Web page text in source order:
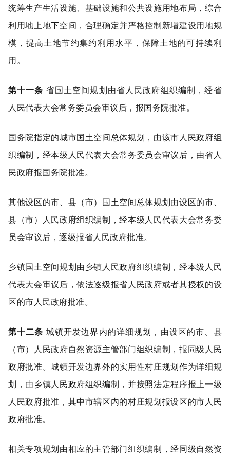
统筹生产生活设施、基础设施和公共设施用地布局，综合
利用地上地下空间，合理确定并严格控制新增建设用地规
模，提高土地节约集约利用水平，保障土地的可持续利
用。
第十一条 省国土空间规划由省人民政府组织编制，经省
人民代表大会常务委员会审议后，报国务院批准。
国务院指定的城市国土空间总体规划，由该市人民政府组
织编制，经本级人民代表大会常务委员会审议后，由省人
民政府报国务院批准。
其他设区的市、县（市）国土空间总体规划由设区的市、
县（市）人民政府组织编制，经本级人民代表大会常务委
员会审议后，逐级报省人民政府批准。
乡镇国土空间规划由乡镇人民政府组织编制，经本级人民
代表大会审议后，依法逐级报省人民政府或者其授权的设
区的市人民政府批准。
第十二条 城镇开发边界内的详细规划，由设区的市、县
（市）人民政府自然资源主管部门组织编制，报同级人民
政府批准。城镇开发边界外的实用性村庄规划作为详细规
划，由乡镇人民政府组织编制，并按照法定程序报上一级
人民政府批准，其中市辖区内的村庄规划报设区的市人民
政府批准。
相关专项规划由相应的主管部门组织编制，经同级自然资